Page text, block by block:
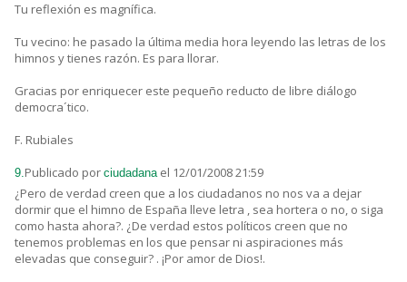
Tu reflexión es magnífica.
Tu vecino: he pasado la última media hora leyendo las letras de los
himnos y tienes razón. Es para llorar.
Gracias por enriquecer este pequeño reducto de libre diálogo
democra´tico.
F. Rubiales
9.Publicado por ciudadana el 12/01/2008 21:59
¿Pero de verdad creen que a los ciudadanos no nos va a dejar
dormir que el himno de España lleve letra , sea hortera o no, o siga
como hasta ahora?. ¿De verdad estos políticos creen que no
tenemos problemas en los que pensar ni aspiraciones más
elevadas que conseguir? . ¡Por amor de Dios!.